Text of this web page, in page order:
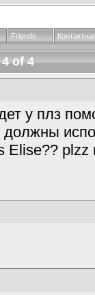
Friends
4of4
у плз
Elise??